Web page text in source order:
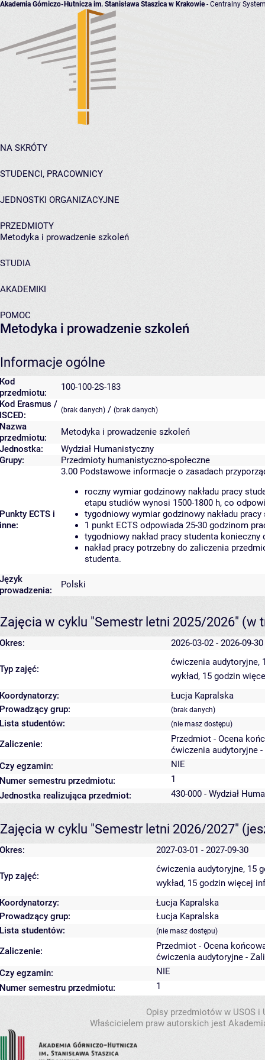
Akademia Górniczo-Hutnicza im. Stanisława Staszica w Krakowie- Centralny
NA SKRÓTY
STUDENCI, PRACOWNICY
JEDNOSTKI ORGANIZACYJNE
PRZEDMIOTY
Metodyka i prowadzenie szkoleń
STUDIA
AKADEMIKI
POMOC
Metodyka i prowadzenie szkoleń
Informacje ogólne
Kod
przedmiotu:
100-100-2S-183
Kod Erasmus /
ISCED:
(brak danych) / (brak danych)
Nazwa
przedmiotu:
Metodyka i prowadzenie szkoleń
Jednostka:
Wydział Humanistyczny
Grupy:
Przedmioty humanistyczno-społeczne
Punkty ECTS i
inne:
3.00 Podstawowe informacje o zasadach
roczny wymiar godzinowy nakładu pracy
etapu studiów wynosi 1500-1800 h, co
tygodniowy wymiar godzinowy nakładu
1 punkt ECTS odpowiada 25-30 godzinom
tygodniowy nakład pracy studenta
nakład pracy potrzebny do zaliczenia
studenta.
Język
prowadzenia:
Polski
Zajęcia w cyklu "Semestr letni 2025/2026" (w
Okres: 2026-03-02 - 2026-09-30
Typ zajęć:
ćwiczenia audytoryjne,
wykład, 15 godzin
Koordynatorzy:
Łucja Kapralska
Prowadzący grup:
(brak danych)
Lista studentów: (nie masz dostępu)
Zaliczenie:
Przedmiot - Ocena
ćwiczenia audytoryjne
Czy egzamin:
NIE
Numer semestru przedmiotu:
1
Jednostka realizująca przedmiot:
430-000 - Wydział
Zajęcia w cyklu "Semestr letni 2026/2027"
Okres: 2027-03-01 - 2027-09-30
Typ zajęć:
ćwiczenia audytoryjne, 15
wykład, 15 godzin więcej
Koordynatorzy:
Łucja Kapralska
Prowadzący grup:
Łucja Kapralska
Lista studentów:
(nie masz dostępu)
Zaliczenie:
Przedmiot - Ocena
ćwiczenia audytoryjne -
Czy egzamin:
NIE
Numer semestru przedmiotu:
1
Opisy przedmiotów w USOS
Właścicielem praw autorskich jest